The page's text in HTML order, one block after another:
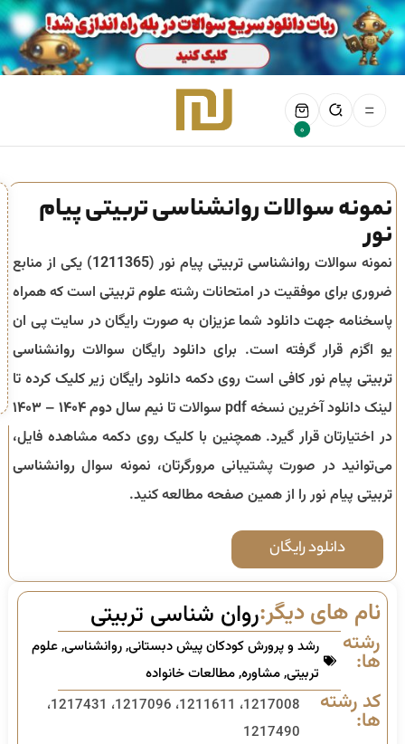
0
نمونه سوالات روانشناسی تربیتی پیام
نور
نمونه سوالات روانشناسی تربیتی پیام نور (1211365) یکی از منابع
ضروری برای موفقیت در امتحانات رشته علوم تربیتی است که همراه
پاسخنامه جهت دانلود شما عزیزان به صورت رایگان در سایت پی ان
یو اگزم قرار گرفته است. برای دانلود رایگان سوالات روانشناسی
تربیتی پیام نور کافی است روی دکمه دانلود رایگان زیر کلیک کرده تا
لینک دانلود آخرین نسخه pdf سوالات تا
نیم سال دوم ۱۴۰۴ – ۱۴۰۳
در اختیارتان قرار گیرد. همچنین با کلیک روی دکمه مشاهده فایل،
می‌توانید در صورت پشتیبانی مرورگرتان، نمونه سوال روانشناسی
تربیتی پیام نور را از همین صفحه مطالعه کنید.
دانلود رایگان
نام های دیگر:روان شناسی تربیتی
رشته
ها:
رشد و پرورش کودکان پیش دبستانی,روانشناسی,علوم
تربیتی,مشاوره,مطالعات خانواده
کد رشته
ها:
1217008، 1211611، 1217096، 1217431،
1217490